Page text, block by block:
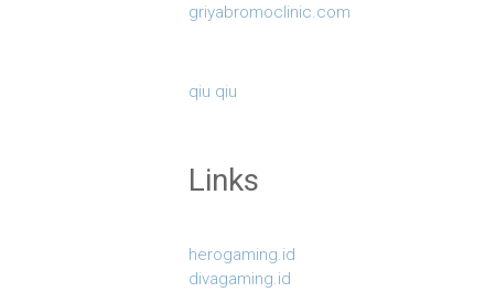
griyabromoclinic.com
qiu qiu
Links
herogaming.id
divagaming.id